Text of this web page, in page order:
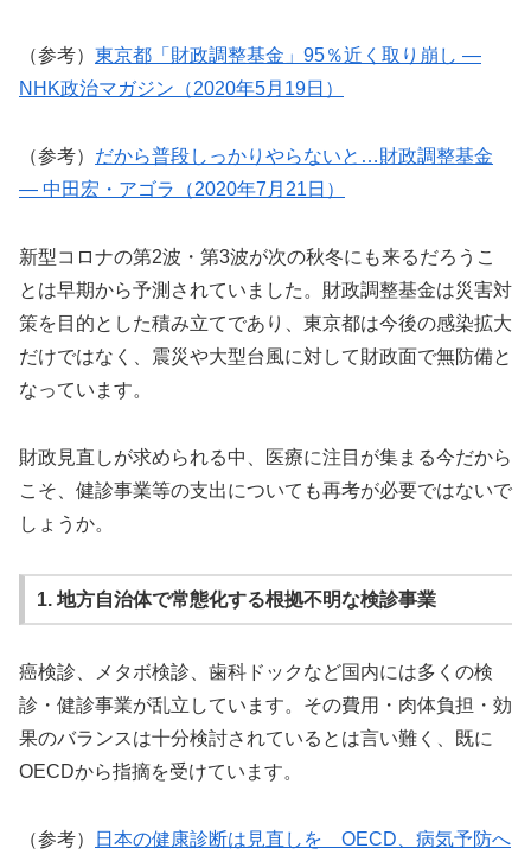
（参考） 東京都「財政調整基金」95％近く取り崩し ―
NHK政治マガジン（2020年5月19日）
（参考） だから普段しっかりやらないと…財政調整基金
― 中田宏・アゴラ（2020年7月21日）
新型コロナの第2波・第3波が次の秋冬にも来るだろうこ
とは早期から予測されていました。財政調整基金は災害対
策を目的とした積み立てであり、東京都は今後の感染拡大
だけではなく、震災や大型台風に対して財政面で無防備と
なっています。
財政見直しが求められる中、医療に注目が集まる今だから
こそ、健診事業等の支出についても再考が必要ではないで
しょうか。
1. 地方自治体で常態化する根拠不明な検診事業
癌検診、メタボ検診、歯科ドックなど国内には多くの検
診・健診事業が乱立しています。その費用・肉体負担・効
果のバランスは十分検討されているとは言い難く、既に
OECDから指摘を受けています。
（参考）
日本の健康診断は見直しを OECD、病気予防へ